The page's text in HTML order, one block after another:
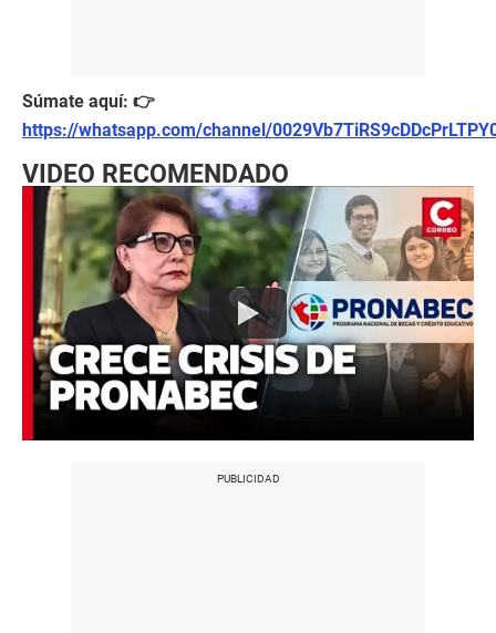
Súmate aquí: 👉
https://whatsapp.com/channel/
VIDEO RECOMENDADO